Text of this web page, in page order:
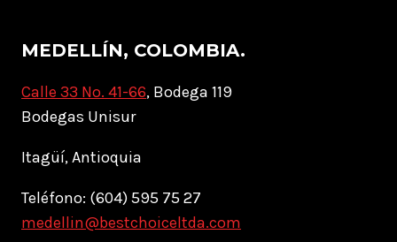
MEDELLÍN, COLOMBIA.
Calle 33 No. 41-66, Bodega 119
Bodegas Unisur
Itagüí, Antioquia
Teléfono: (604) 595 75 27
medellin@bestchoiceltda.com